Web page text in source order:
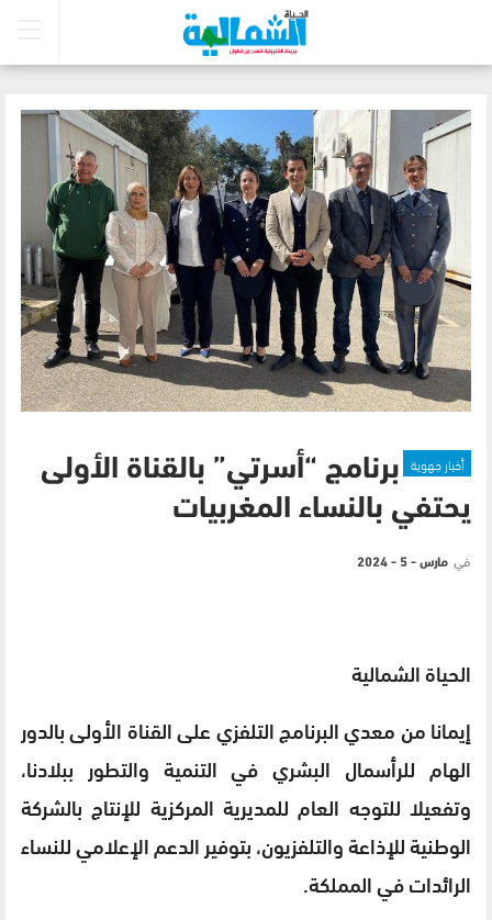
أخبار جهوية برنامج “أسرتي” بالقناة الأولى
يحتفي بالنساء المغربيات
في مارس - 5 - 2024
الحياة الشمالية
إيمانا من معدي البرنامج التلفزي على القناة الأولى بالدور
الهام للرأسمال البشري في التنمية والتطور ببلادنا،
وتفعيلا للتوجه العام للمديرية المركزية للإنتاج بالشركة
الوطنية للإذاعة والتلفزيون، بتوفير الدعم الإعلامي للنساء
الرائدات في المملكة.